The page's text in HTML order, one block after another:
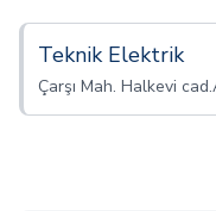
Teknik Elektrik
Çarşı Mah. Halkevi